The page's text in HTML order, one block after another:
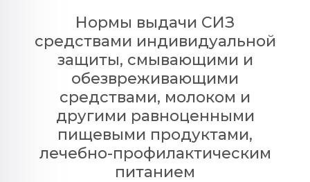
Нормы выдачи СИЗ
средствами индивидуальной
защиты, смывающими и
обезвреживающими
средствами, молоком и
другими равноценными
пищевыми продуктами,
лечебно-профилактическим
питанием